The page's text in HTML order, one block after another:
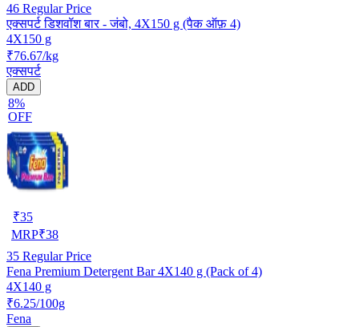
46 Regular Price
एक्सपर्ट डिशवॉश बार - जंबो, 4X150 g (पैक ऑफ़ 4)
4X150 g
₹76.67/kg
एक्सपर्ट
ADD
8%
OFF
₹35
MRP₹38
35 Regular Price
Fena Premium Detergent Bar 4X140 g (Pack of 4)
4X140 g
₹6.25/100g
Fena